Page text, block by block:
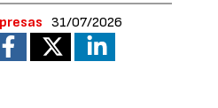
31/07/2026